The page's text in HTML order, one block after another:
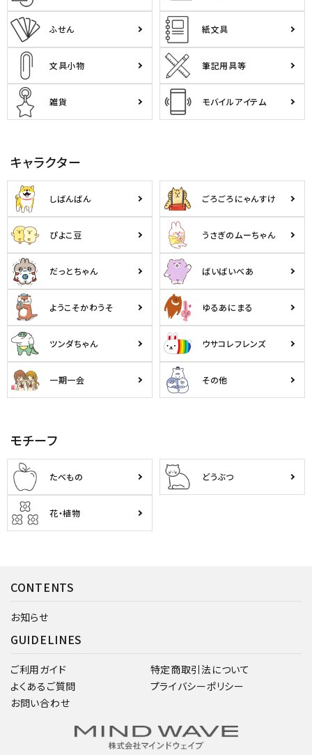
ふせん 紙文具
文具小物 筆記用具等
雑貨 モバイルアイテム
キャラクター
しばんばん ごろごろにゃんすけ
ぴよこ豆 うさぎのムーちゃん
だっとちゃん ばいばいべあ
ようこそかわうそ ゆるあにまる
ツンダちゃん ウサコレフレンズ
一期一会 その他
モチーフ
たべもの どうぶつ
花・植物
CONTENTS
お知らせ
GUIDELINES
ご利用ガイド
よくあるご質問
お問い合わせ
特定商取引法について
プライバシーポリシー